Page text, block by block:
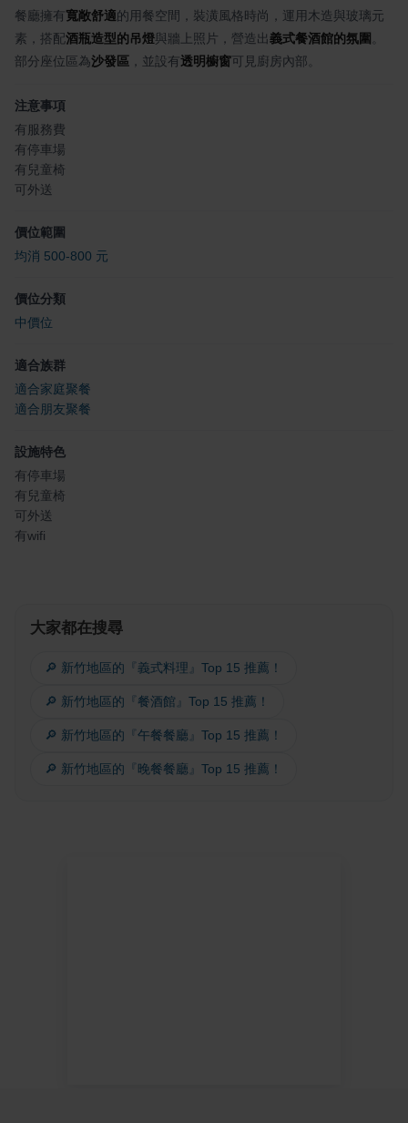
餐廳擁有 寬敞舒適的用餐空間，裝潢風格時尚，運用木造與玻璃元
素，搭配酒瓶造型的吊燈與牆上照片，營造出義式餐酒館的氛圍
部分座位區為沙發區 ，並設有透明櫥窗可見廚房內部。
注意事項
有服務費
有停車場
有兒童椅
可外送
價位範圍
均消 500-800 元
價位分類
中價位
適合族群
適合家庭聚餐
適合朋友聚餐
設施特色
有停車場
有兒童椅
可外送
有wifi
大家都在搜尋
🔎 新竹地區的『義式料理』Top 15 推薦！
🔎 新竹地區的『餐酒館』Top 15 推薦！
🔎 新竹地區的『午餐餐廳』Top 15 推薦！
🔎 新竹地區的『晚餐餐廳』Top 15 推薦！